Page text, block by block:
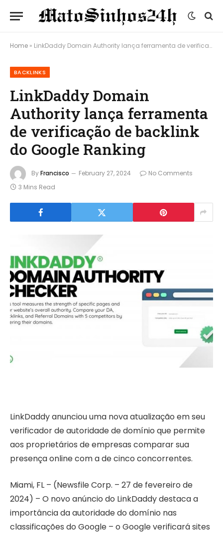
Home » LinkDaddy Domain Authority lança ferramenta de verificação de backlink do Google Ranking
BACKLINKS
LinkDaddy Domain
Authority lança ferramenta
de verificação de backlink
do Google Ranking
ByFrancisco February 27, 2024
No Comments
3 Mins Read
LinkDaddy anunciou uma nova atualização em seu
verificador de autoridade de domínio que permite
aos proprietários de empresas comparar sua
presença online com a de cinco concorrentes.
Miami, FL – (Newsfile Corp. – 27 de fevereiro de
2024) – O novo anúncio do LinkDaddy destaca a
importância da autoridade do domínio nas
classificações do Google – o Google verificará sites